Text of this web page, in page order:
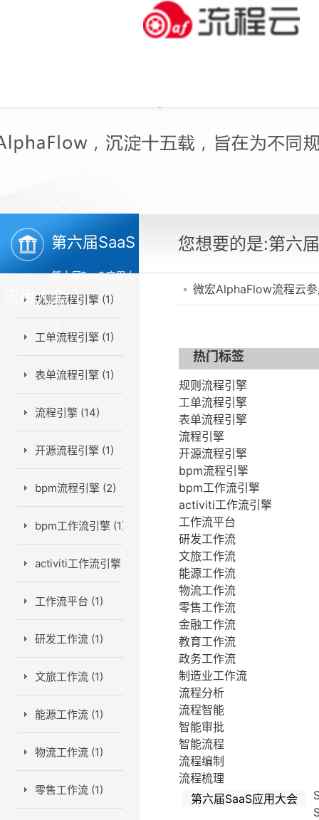
第六届SaaS
应用大会
第六届SaaS应用大
您想要的是:第六
规则流程引擎 (1)
工单流程引擎 (1)
表单流程引擎 (1)
流程引擎 (14)
开源流程引擎 (1)
bpm流程引擎 (2)
bpm工作流引擎 (1)
activiti工作流引擎 (1)
工作流平台 (1)
研发工作流 (1)
文旅工作流 (1)
能源工作流 (1)
物流工作流 (1)
零售工作流 (1)
微宏AlphaFlow流程云
热门标签
规则流程引擎
工单流程引擎
表单流程引擎
流程引擎
开源流程引擎
bpm流程引擎
bpm工作流引擎
activiti工作流引擎
工作流平台
研发工作流
文旅工作流
能源工作流
物流工作流
零售工作流
金融工作流
教育工作流
政务工作流
制造业工作流
流程分析
流程智能
智能审批
智能流程
流程编制
流程梳理
第六届SaaS应用大会